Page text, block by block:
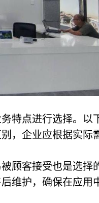
特点进行选择。以
，企业应根据实际
顾客接受也是选择
维护，确保在应用